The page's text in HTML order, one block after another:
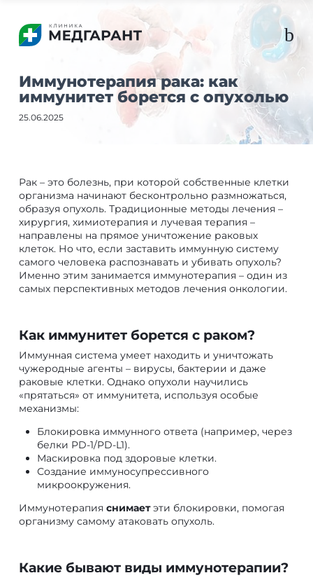
b
Иммунотерапия рака: как
иммунитет борется с опухолью
25.06.2025
Рак – это болезнь, при которой собственные клетки
организма начинают бесконтрольно размножаться,
образуя опухоль. Традиционные методы лечения –
хирургия, химиотерапия и лучевая терапия –
направлены на прямое уничтожение раковых
клеток. Но что, если заставить иммунную систему
самого человека распознавать и убивать опухоль?
Именно этим занимается иммунотерапия – один из
самых перспективных методов лечения онкологии.
Как иммунитет борется с раком?
Иммунная система умеет находить и уничтожать
чужеродные агенты – вирусы, бактерии и даже
раковые клетки. Однако опухоли научились
«прятаться» от иммунитета, используя особые
механизмы:
Блокировка иммунного ответа (например, через
белки PD-1/PD-L1).
Маскировка под здоровые клетки.
Создание иммуносупрессивного
микроокружения.
Иммунотерапия снимаетэти блокировки, помогая
организму самому атаковать опухоль.
Какие бывают виды иммунотерапии?